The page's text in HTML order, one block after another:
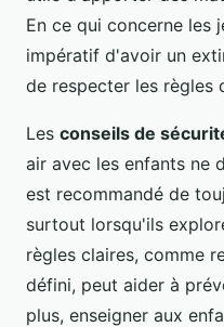
En ce qui concerne les
impératif d'avoir un
de respecter les règles
Les conseils de
air avec les enfants ne
est recommandé de
surtout lorsqu'ils
règles claires, comme
défini, peut aider à
plus, enseigner aux